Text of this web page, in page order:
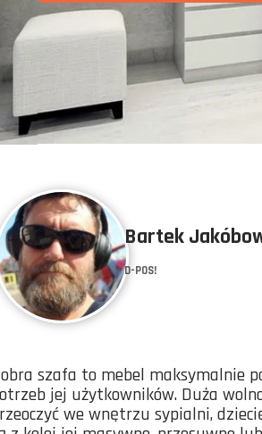
Bartek
D-POS!
szafa to mebel maksymalnie
jej użytkowników. Duża
we wnętrzu sypialni,